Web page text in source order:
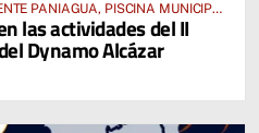
PANIAGUA, PISCINA MUNICIPAL
las actividades del II
Dynamo Alcázar